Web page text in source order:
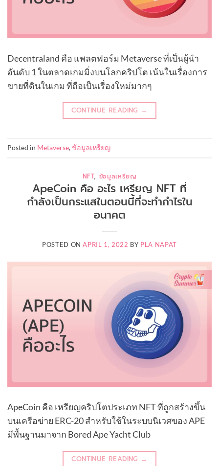
Decentraland คือ แพลตฟอร์ม Metaverse ที่เป็นผู้นำ
อันดับ 1 ในตลาดเกมมิ่งบนโลกคริปโต เน้นในเรื่องการ
ขายที่ดินในเกม ที่ถือเป็นเรื่องใหม่มากๆ
CONTINUE READING →
Posted in Metaverse,ข้อมูลเหรียญ
NFT, ข้อมูลเหรียญ
ApeCoin คือ อะไร เหรียญ NFT ที่
กำลังเป็นกระแสในตอนนี้ที่จะทำกำไรใน
อนาคต
POSTED ONAPRIL 1, 2022 BY PLA NAPAT
ApeCoin คือ เหรียญคริปโตประเภท NFT ที่ถูกสร้างขึ้น
บนเครือข่าย ERC-20 สำหรับใช้ในระบบนิเวศของ APE
มีพื้นฐานมาจาก Bored Ape Yacht Club
CONTINUE READING →